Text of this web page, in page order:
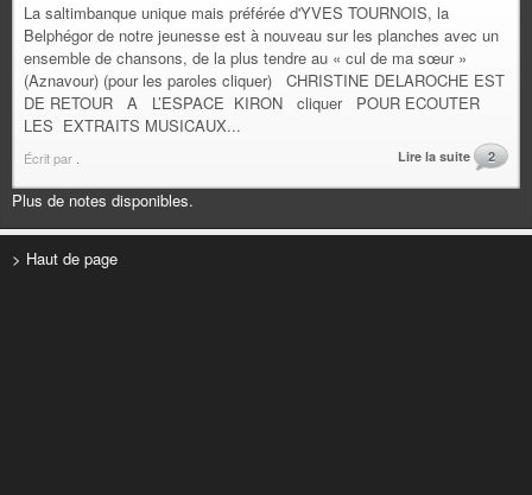
La saltimbanque unique mais préférée d'YVES TOURNOIS, la
Belphégor de notre jeunesse est à nouveau sur les planches avec un
ensemble de chansons, de la plus tendre au « cul de ma sœur »
(Aznavour) (pour les paroles cliquer) CHRISTINE DELAROCHE EST
DE RETOUR A L’ESPACE KIRON cliquer POUR ECOUTER
LES EXTRAITS MUSICAUX...
Écrit par Lire la suite 2
Plus de notes disponibles.
> Haut de page